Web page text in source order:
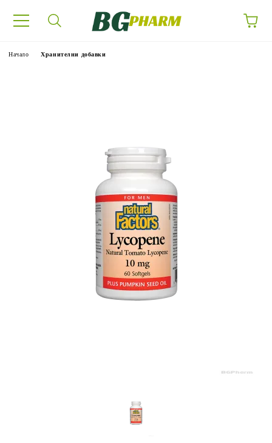
Начало Хранителни добавки